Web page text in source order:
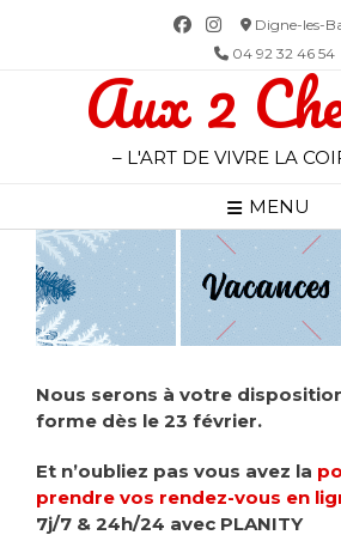
Digne-les-
04 92 32 46 54
Aux 2
– L'ART DE VIVRE LA
MENU
Nous serons à votre
forme dès le 23 février.
Et n’oubliez pas vous avez la
prendre vos rendez-vous en
7j/7 & 24h/24 avec PLANITY